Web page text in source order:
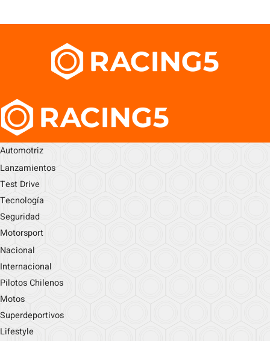
Automotriz
Lanzamientos
Test Drive
Tecnología
Seguridad
Motorsport
Nacional
Internacional
Pilotos Chilenos
Motos
Superdeportivos
Lifestyle